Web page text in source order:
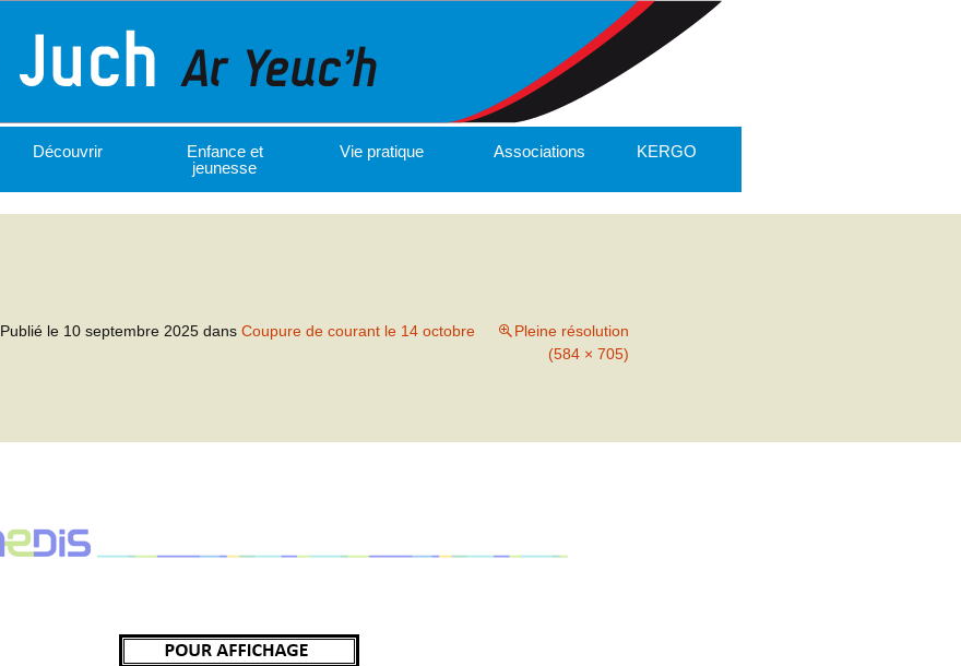
Découvrir
Enfance et
jeunesse
Vie pratique Associations KERGO
Publié le 10 septembre 2025 dans Coupure de courant le 14 octobre
Pleine résolution
(584 × 705)